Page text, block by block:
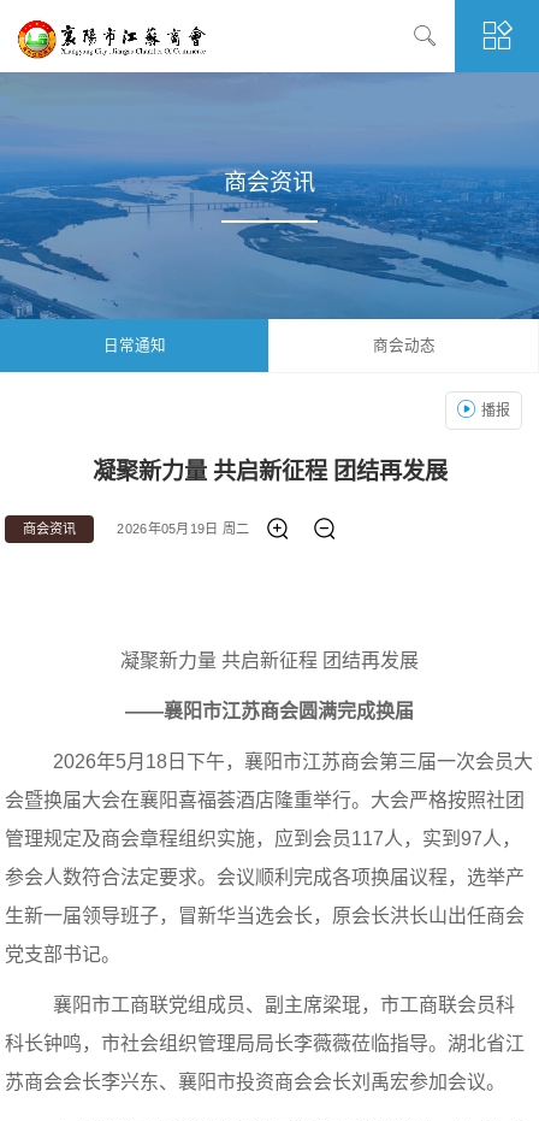
商会资讯
日常通知 商会动态
凝聚新力量 共启新征程 团结再发展
商会资讯 2026年05月19日 周二
播报
凝聚新力量 共启新征程 团结再发展
——襄阳市江苏商会圆满完成换届
2026年5月 18 日下午，襄阳市江苏商会第三届一次会员大
会暨换届大会在襄阳喜福荟酒店隆重举行。大会严格按照社团
管理规定及商会章程组织实施，应到会员117人，实到97人，
参会人数符合法定要求。会议顺利完成各项换届议程，选举产
生新一届领导班子，冒新华当选会长，原会长洪长山出任商会
党支部书记。
襄阳市工商联党组成员、副主席梁琨，市工商联会员科
科长钟鸣，市社会组织管理局局长李薇薇莅临指导。湖北省江
苏商会会长李兴东、襄阳市投资商会会长刘禹宏参加会议。